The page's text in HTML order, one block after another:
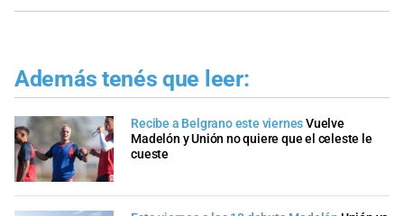
Además tenés que leer:
Recibe a Belgrano este viernesVuelve
Madelón y Unión no quiere que el celeste le
cueste